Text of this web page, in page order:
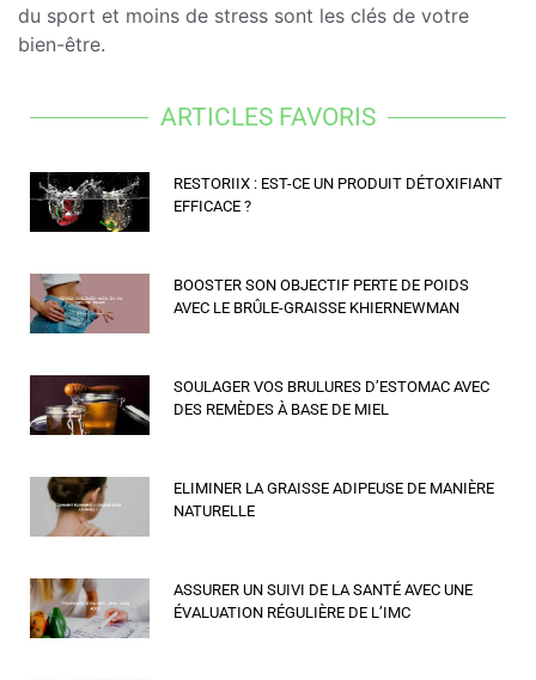
du sport et moins de stress sont les clés de votre
bien-être.
ARTICLES FAVORIS
RESTORIIX : EST-CE UN PRODUIT DÉTOXIFIANT
EFFICACE ?
BOOSTER SON OBJECTIF PERTE DE POIDS
AVEC LE BRÛLE-GRAISSE KHIERNEWMAN
SOULAGER VOS BRULURES D’ESTOMAC AVEC
DES REMÈDES À BASE DE MIEL
ELIMINER LA GRAISSE ADIPEUSE DE MANIÈRE
NATURELLE
ASSURER UN SUIVI DE LA SANTÉ AVEC UNE
ÉVALUATION RÉGULIÈRE DE L’IMC